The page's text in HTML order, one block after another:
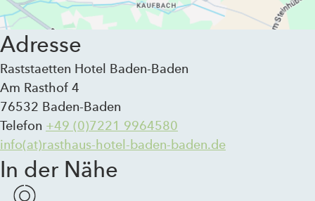
Adresse
Raststaetten Hotel Baden-Baden
Am Rasthof 4
76532 Baden-Baden
Telefon +49 (0)7221 9964580
info(at)rasthaus-hotel-baden-baden.de
In der Nähe